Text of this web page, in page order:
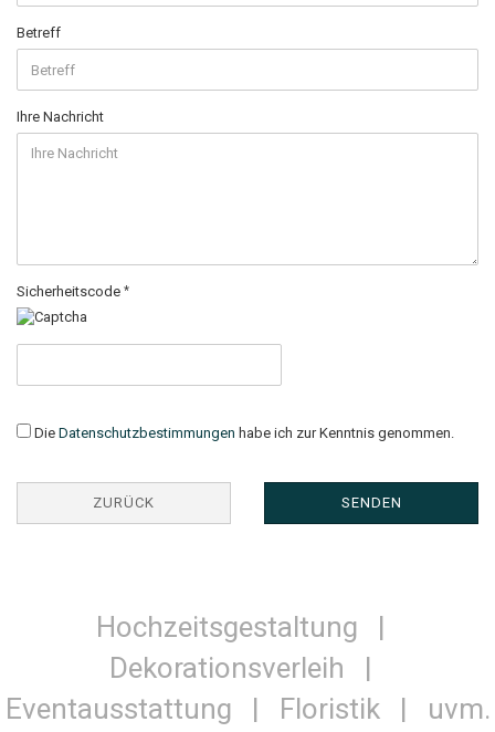
Betreff
Ihre Nachricht
Sicherheitscode
Die Datenschutzbestimmungen habe ich zur Kenntnis genommen.
ZURÜCK SENDEN
Hochzeitsgestaltung |
Dekorationsverleih |
Eventausstattung | Floristik | uvm.